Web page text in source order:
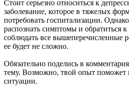
Стоит серьезно относиться к
заболевание, которое в тяжелых
потребовать госпитализации.
распознать симптомы и обратиться
соблюдать все вышеперечисленные
ее будет не сложно.
Обязательно поделись в
тему. Возможно, твой опыт поможет
ситуации.